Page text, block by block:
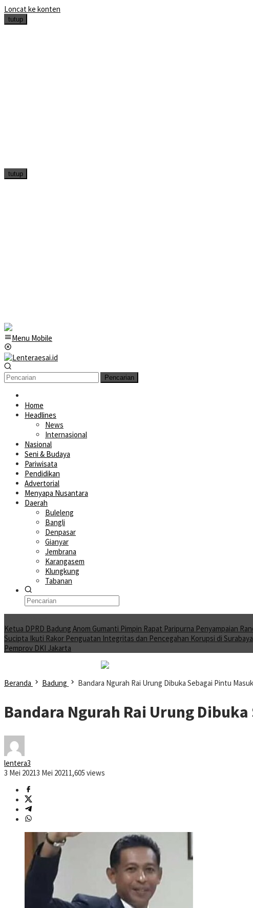
Loncat ke konten
tutup
tutup
Menu Mobile
Pencarian
Home
Headlines
News
Internasional
Nasional
Seni & Budaya
Pariwisata
Pendidikan
Advertorial
Menyapa Nusantara
Daerah
Buleleng
Bangli
Denpasar
Gianyar
Jembrana
Karangasem
Klungkung
Tabanan
Ketua DPRD Badung Anom Gumanti Pimpin Rapat Paripurna Penyampaian
Sucipta Ikuti Rakor Penguatan Integritas dan Pencegahan Korupsi di Surabaya
Pemprov DKI Jakarta
Beranda Badung Bandara Ngurah Rai Urung Dibuka Sebagai Pintu
Bandara Ngurah Rai Urung
lentera3
3 Mei 20213 Mei 20211,605 views